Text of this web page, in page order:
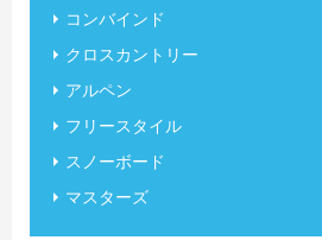
コンバインド
クロスカントリー
アルペン
フリースタイル
スノーボード
マスターズ